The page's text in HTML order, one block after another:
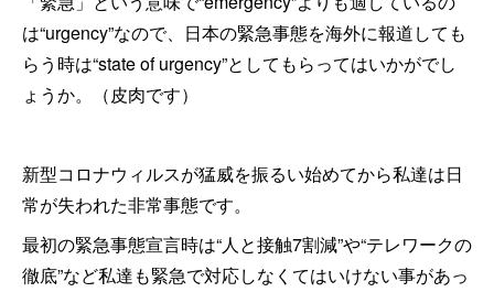
は“urgency”なので、日本の緊急事態を海外に報道しても
らう時は“state of urgency”としてもらってはいかがでし
ょうか。（皮肉です）
新型コロナウィルスが猛威を振るい始めてから私達は日
常が失われた非常事態です。
最初の緊急事態宣言時は“人と接触7割減”や“テレワークの
徹底”など私達も緊急で対応しなくてはいけない事があっ